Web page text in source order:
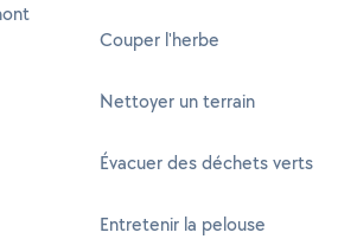
Couper l'herbe
Nettoyer un terrain
Évacuer des déchets verts
Entretenir la pelouse